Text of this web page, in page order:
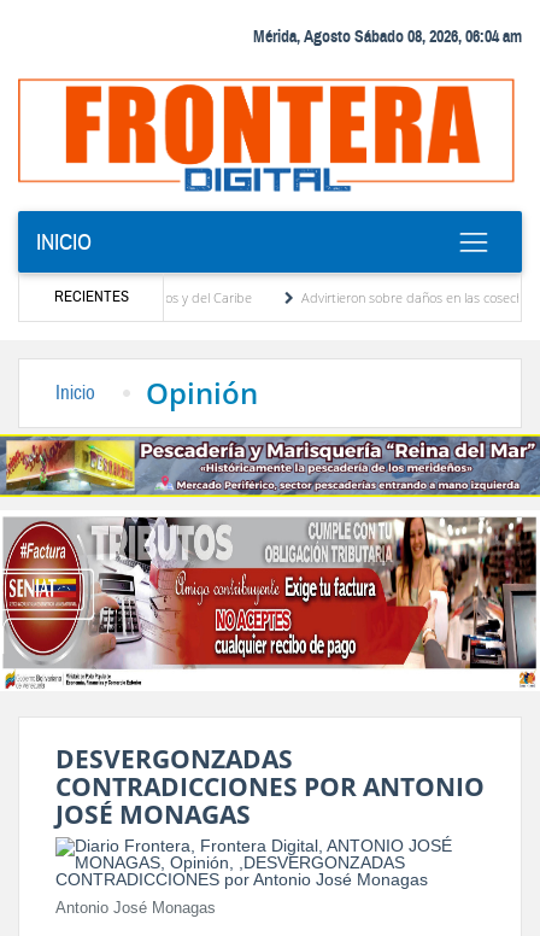
Mérida, Agosto Sábado 08, 2026, 06:04 am
INICIO
RECIENTES
Centroamericanos y del Caribe
Advirtieron sobre daños en las cosechas de los
Inicio Opinión
DESVERGONZADAS
CONTRADICCIONES POR ANTONIO
JOSÉ MONAGAS
Antonio José Monagas